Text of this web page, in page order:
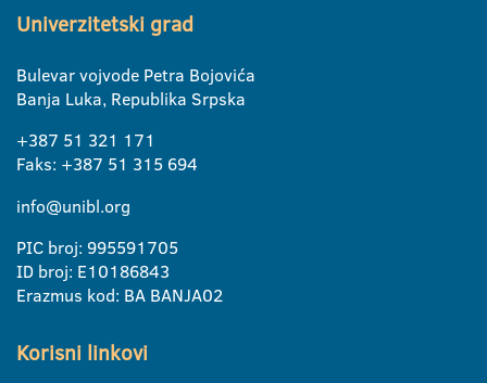
Univerzitetski grad
Bulevar vojvode Petra Bojovića
Banja Luka, Republika Srpska
+387 51 321 171
Faks: +387 51 315 694
info@unibl.org
PIC broj: 995591705
ID broj: E10186843
Erazmus kod: BA BANJA02
Korisni linkovi